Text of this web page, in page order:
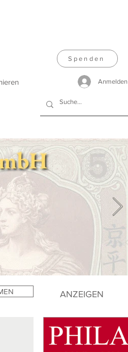
Spenden
Anmelden
ANZEIGEN